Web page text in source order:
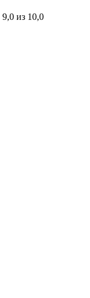
9,0 из 10,0